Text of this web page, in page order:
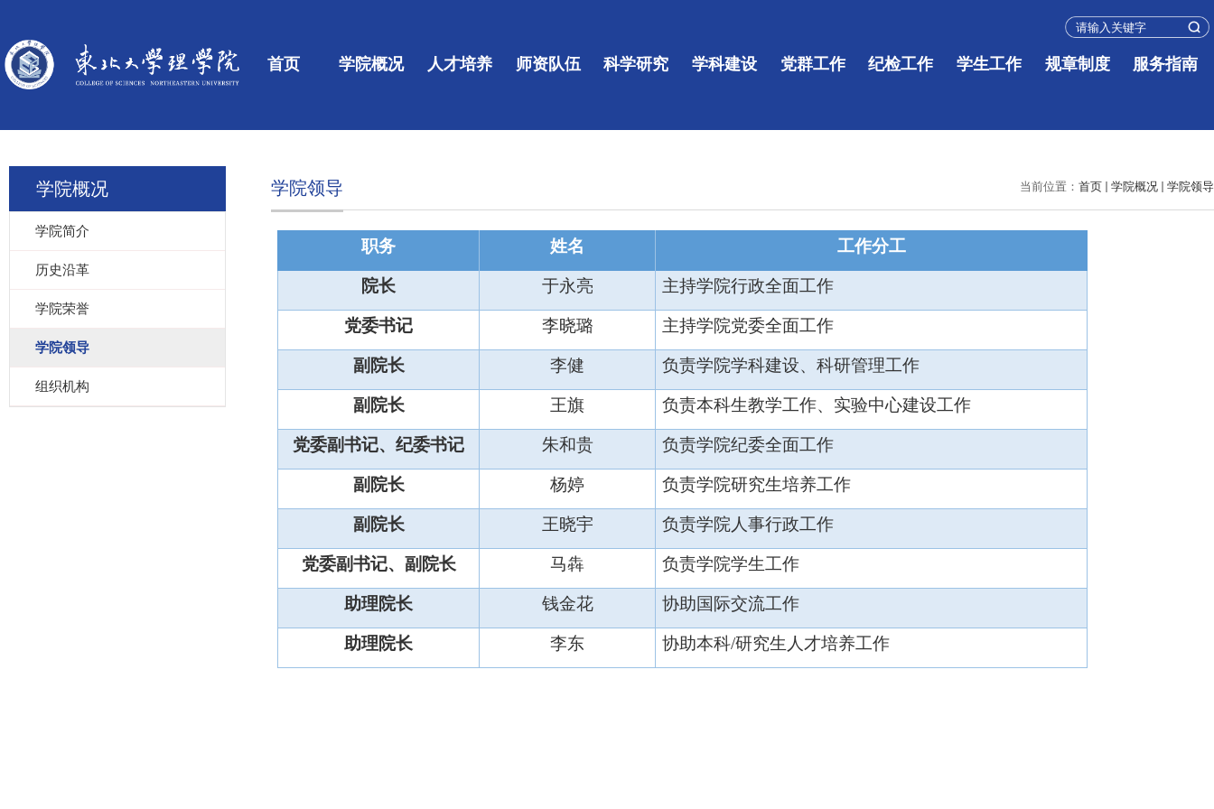
首页 学院概况 人才培养 师资队伍 科学研究 学科建设 党群工作 纪检工作 学生工作 规章制度 服务指南
学院概况
学院简介
历史沿革
学院荣誉
学院领导
组织机构
当前位置： 首页 学院概况 学院领导
学院领导
职务 姓名 工作分工
院长 于永亮 主持学院行政全面工作
党委书记 李晓璐 主持学院党委全面工作
副院长 李健 负责学院学科建设、科研管理工作
副院长 王旗 负责本科生教学工作、实验中心建设工作
党委副书记、纪委书记 朱和贵 负责学院纪委全面工作
副院长 杨婷 负责学院研究生培养工作
副院长 王晓宇 负责学院人事行政工作
党委副书记、副院长 马犇 负责学院学生工作
助理院长 钱金花 协助国际交流工作
助理院长 李东 协助本科/研究生人才培养工作